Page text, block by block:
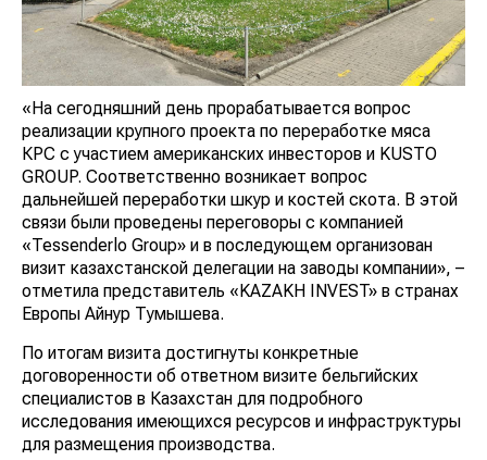
«На сегодняшний день прорабатывается вопрос
реализации крупного проекта по переработке мяса
КРС с участием американских инвесторов и KUSTO
GROUP. Соответственно возникает вопрос
дальнейшей переработки шкур и костей скота. В этой
связи были проведены переговоры с компанией
«Tessenderlo Group» и в последующем организован
визит казахстанской делегации на заводы компании», –
отметила представитель «KAZAKH INVEST» в странах
Европы Айнур Тумышева.
По итогам визита достигнуты конкретные
договоренности об ответном визите бельгийских
специалистов в Казахстан для подробного
исследования имеющихся ресурсов и инфраструктуры
для размещения производства.